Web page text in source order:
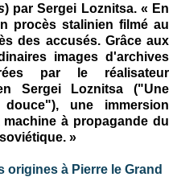
) par Sergei Loznitsa. « En
procès stalinien filmé au
des accusés. Grâce aux
images d'archives
par le réalisateur
Sergei Loznitsa ("Une
douce"), une immersion
machine à propagande du
»
origines à Pierre le Grand